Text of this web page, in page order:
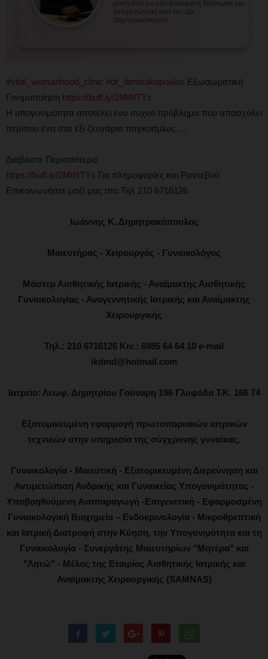
#vital_womanhood_clinic #dr_dimitrakopoulos Εξωσωματική
Γονιμοποίηση https://buff.ly/2MtNTYs⠀
Η υπογονιμότητα αποτελεί ένα συχνό πρόβλημα που απασχολεί
περίπου ένα στα έξι ζευγάρια παγκοσμίως …⠀
Διαβάστε Περισσότερα ⠀
https://buff.ly/2MtNTYs Για πληροφορίες και Ραντεβού⠀
Επικοινωνήστε μαζί μας στο Τηλ 210 6716126
Ιωάννης Κ. Δημητρακόπουλος
Μαιευτήρας - Χειρουργός - Γυναικολόγος
Μάστερ Αισθητικής Ιατρικής - Αναίμακτης Αισθητικής
Γυναικολογίας - Αναγεννητικής Ιατρικής και Αναίμακτης
Χειρουργικής
Τηλ.: 210 6716126 Κιν.: 6985 64 64 10 e-mail
ikdmd@hotmail.com
Ιατρείο: Λεωφ. Δημητρίου Γούναρη 196 Γλυφάδα Τ.Κ. 166 74
Εξατομικευμένη εφαρμογή πρωτοποριακών ιατρικών
τεχνικών στην υπηρεσία της σύγχρονης γυναίκας.
Γυναικολογία - Μαιευτική - Εξατομικευμένη Διερεύνηση και
Αντιμετώπιση Ανδρικής και Γυναικείας Υπογονιμότητας -
Υποβοηθούμενη Αναπαραγωγή -Επιγενετική - Εφαρμοσμένη
Γυναικολογική Βιοχημεία – Ενδοκρινολογία - Μικροθρεπτική
και Ιατρική Διατροφή στην Κύηση, την Υπογονιμότητα και τη
Γυναικολογία - Συνεργάτης Μαιευτηρίων "Μητέρα" και
"Λητώ" - Μέλος της Εταιρίας Αισθητικής Ιατρικής και
Αναίμακτης Χειρουργικής (SAMNAS)